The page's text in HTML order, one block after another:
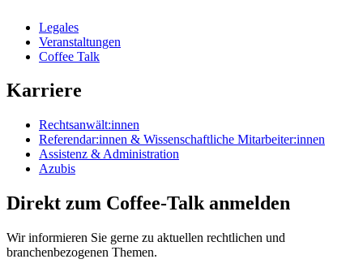
Legales
Veranstaltungen
Coffee Talk
Karriere
Rechtsanwält:innen
Referendar:innen & Wissenschaftliche Mitarbeiter:innen
Assistenz & Administration
Azubis
Direkt zum Coffee-Talk anmelden
Wir informieren Sie gerne zu aktuellen rechtlichen und
branchenbezogenen Themen.